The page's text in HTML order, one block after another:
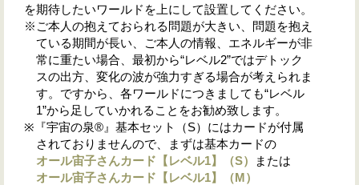
を期待したいワールドを上にして設置してください。
※ご本人の抱えておられる問題が大きい、問題を抱え
ている期間が長い、ご本人の情報、エネルギーが非
常に重たい場合、最初から“レベル2”ではデトック
スの出方、変化の波が強力すぎる場合が考えられま
す。ですから、各ワールドにつきましても“レベル
1”から足していかれることをお勧め致します。
※『宇宙の泉®』基本セット（S）にはカードが付属
されておりませんので、まずは基本カードの
オール宙子さんカード【レベル1】（S）
または
オール宙子さんカード【レベル1】（M）